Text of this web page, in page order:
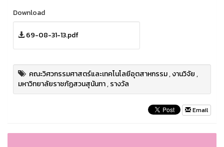
Download
69-08-31-13.pdf
คณะวิศวกรรมศาสตร์และเทคโนโลยีอุตสาหกรรม,งานวิจัย,
มหาวิทยาลัยราชภัฏสวนสุนันทา,รางวัล
Email